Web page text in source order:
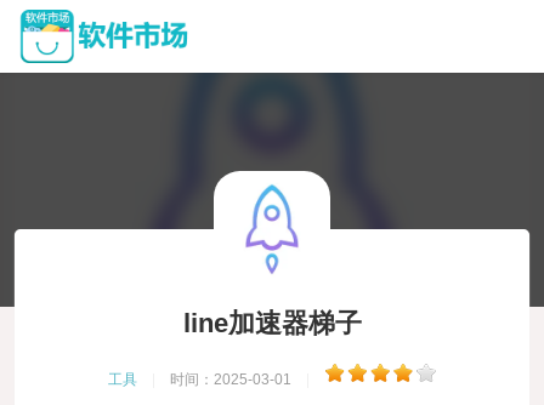
line加速器梯子
工具 时间：2025-03-01